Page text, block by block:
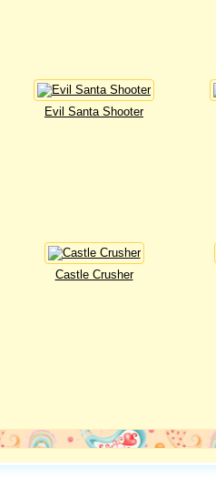
Evil Santa Shooter
Castle Crusher